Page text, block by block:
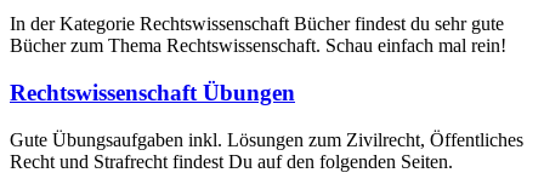
In der Kategorie Rechtswissenschaft Bücher findest du sehr gute
Bücher zum Thema Rechtswissenschaft. Schau einfach mal rein!
Rechtswissenschaft Übungen
Gute Übungsaufgaben inkl. Lösungen zum Zivilrecht, Öffentliches
Recht und Strafrecht findest Du auf den folgenden Seiten.